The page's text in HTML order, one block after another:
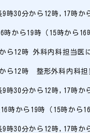
9時30分から12時,17時か
から19時（15時から16
ら12時 外科内科担当医
ら12時 整形外科内科担
9時30分から12時,17時か
時から19時（15時から16
9時30分から12時,17時か